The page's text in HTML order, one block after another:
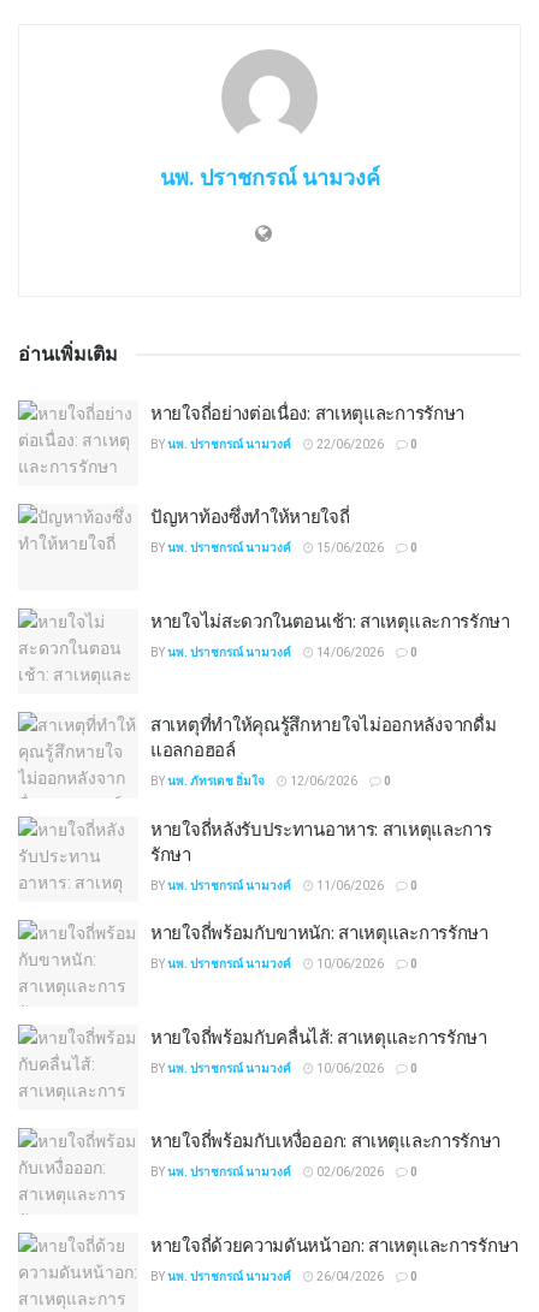
นพ. ปราชกรณ์ นามวงค์
อ่านเพิ่มเติม
หายใจถี่อย่างต่อเนื่อง: สาเหตุและการรักษา
BYนพ. ปราชกรณ์ นามวงค์ 22/06/2026 0
ปัญหาท้องซึ่งทำให้หายใจถี่
BYนพ. ปราชกรณ์ นามวงค์ 15/06/2026 0
หายใจไม่สะดวกในตอนเช้า: สาเหตุและการรักษา
BYนพ. ปราชกรณ์ นามวงค์ 14/06/2026 0
สาเหตุที่ทำให้คุณรู้สึกหายใจไม่ออกหลังจากดื่ม
แอลกอฮอล์
BYนพ. ภัทรเดช อิ่มใจ 12/06/2026 0
หายใจถี่หลังรับประทานอาหาร: สาเหตุและการ
รักษา
BYนพ. ปราชกรณ์ นามวงค์ 11/06/2026 0
หายใจถี่พร้อมกับขาหนัก: สาเหตุและการรักษา
BYนพ. ปราชกรณ์ นามวงค์ 10/06/2026 0
หายใจถี่พร้อมกับคลื่นไส้: สาเหตุและการรักษา
BYนพ. ปราชกรณ์ นามวงค์ 10/06/2026 0
หายใจถี่พร้อมกับเหงื่อออก: สาเหตุและการรักษา
BYนพ. ปราชกรณ์ นามวงค์ 02/06/2026 0
หายใจถี่ด้วยความดันหน้าอก: สาเหตุและการรักษา
BYนพ. ปราชกรณ์ นามวงค์ 26/04/2026 0